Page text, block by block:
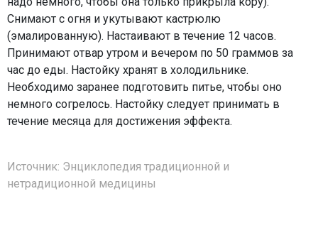
Снимают с огня и укутывают кастрюлю
(эмалированную). Настаивают в течение 12 часов.
Принимают отвар утром и вечером по 50 граммов за
час до еды. Настойку хранят в холодильнике.
Необходимо заранее подготовить питье, чтобы оно
немного согрелось. Настойку следует принимать в
течение месяца для достижения эффекта.
Источник: Энциклопедия традиционной и
нетрадиционной медицины